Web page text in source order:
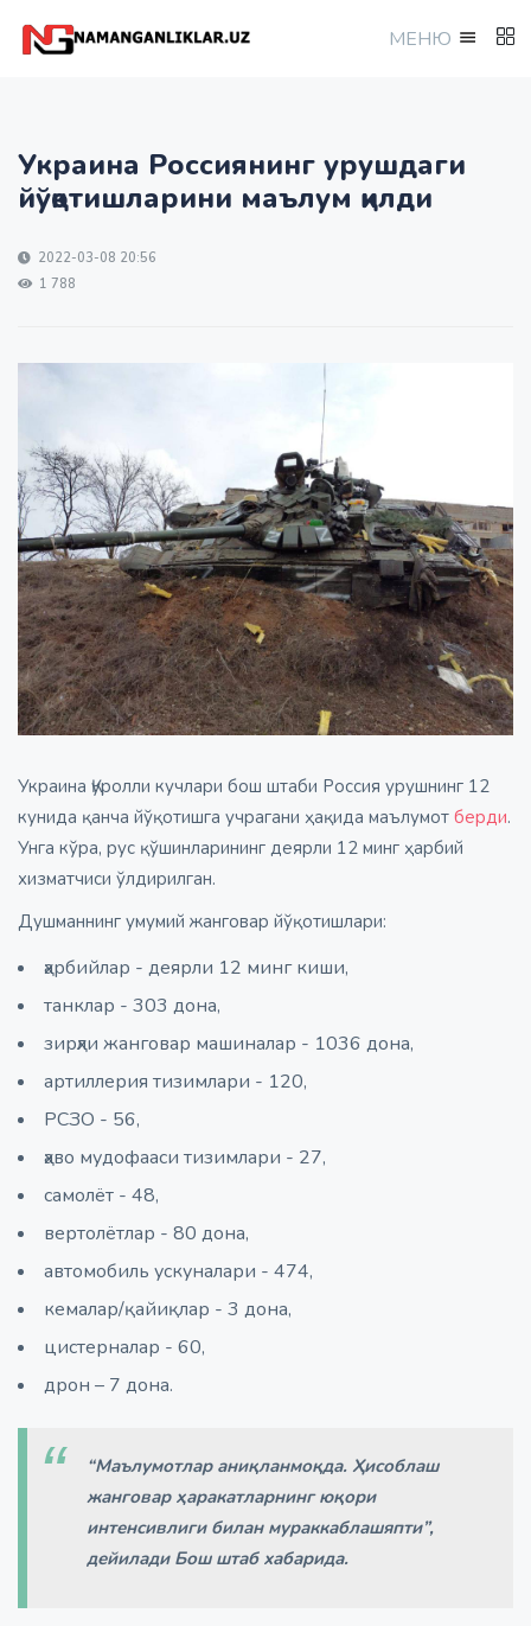
МEНЮ
Украина Россиянинг урушдаги
йўқотишларини маълум қилди
2022-03-08 20:56
1 788
Украина Қуролли кучлари бош штаби Россия урушнинг 12
кунида қанча йўқотишга учрагани ҳақида маълумот берди.
Унга кўра, рус қўшинларининг деярли 12 минг ҳарбий
хизматчиси ўлдирилган.
Душманнинг умумий жанговар йўқотишлари:
ҳарбийлар - деярли 12 минг киши,
танклар - 303 дона,
зирҳли жанговар машиналар - 1036 дона,
артиллерия тизимлари - 120,
РСЗО - 56,
ҳаво мудофааси тизимлари - 27,
самолёт - 48,
вертолётлар - 80 дона,
автомобиль ускуналари - 474,
кемалар/қайиқлар - 3 дона,
цистерналар - 60,
дрон – 7 дона.
“Маълумотлар аниқланмоқда. Ҳисоблаш
жанговар ҳаракатларнинг юқори
интенсивлиги билан мураккаблашяпти”,
дейилади Бош штаб хабарида.